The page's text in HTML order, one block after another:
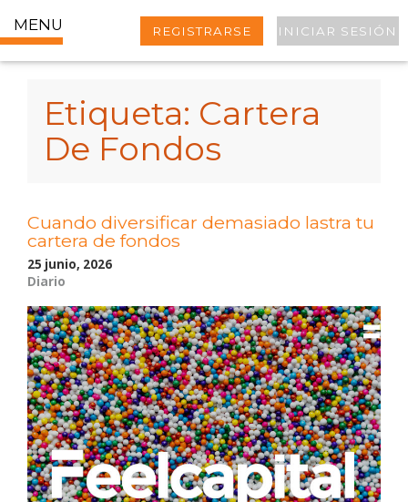
MENU REGISTRARSE INICIAR SESIÓN
Etiqueta: Cartera
De Fondos
Cuando diversificar demasiado lastra tu
cartera de fondos
25 junio, 2026
Diario